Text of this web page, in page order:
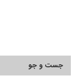
جست و جو